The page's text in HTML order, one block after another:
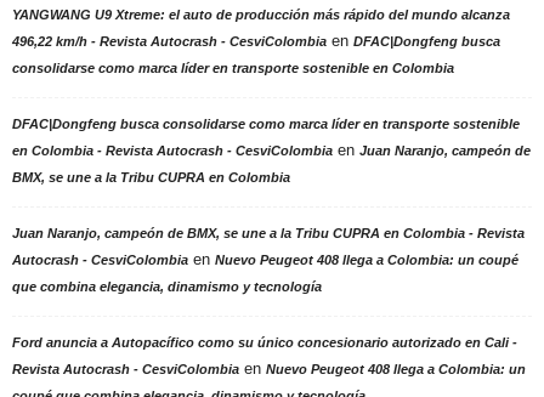
YANGWANG U9 Xtreme: el auto de producción más rápido del mundo alcanza
496,22 km/h - Revista Autocrash - CesviColombia en DFAC|Dongfeng busca
consolidarse como marca líder en transporte sostenible en Colombia
DFAC|Dongfeng busca consolidarse como marca líder en transporte sostenible
en Colombia - Revista Autocrash - CesviColombia en Juan Naranjo, campeón de
BMX, se une a la Tribu CUPRA en Colombia
Juan Naranjo, campeón de BMX, se une a la Tribu CUPRA en Colombia - Revista
Autocrash - CesviColombia en Nuevo Peugeot 408 llega a Colombia: un coupé
que combina elegancia, dinamismo y tecnología
Ford anuncia a Autopacífico como su único concesionario autorizado en Cali -
Revista Autocrash - CesviColombia en Nuevo Peugeot 408 llega a Colombia: un